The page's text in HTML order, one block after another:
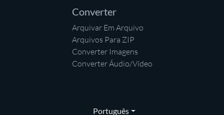
Converter
Arquivar Em Arquivo
Arquivos Para ZIP
Converter Imagens
Converter Áudio/Vídeo
Português